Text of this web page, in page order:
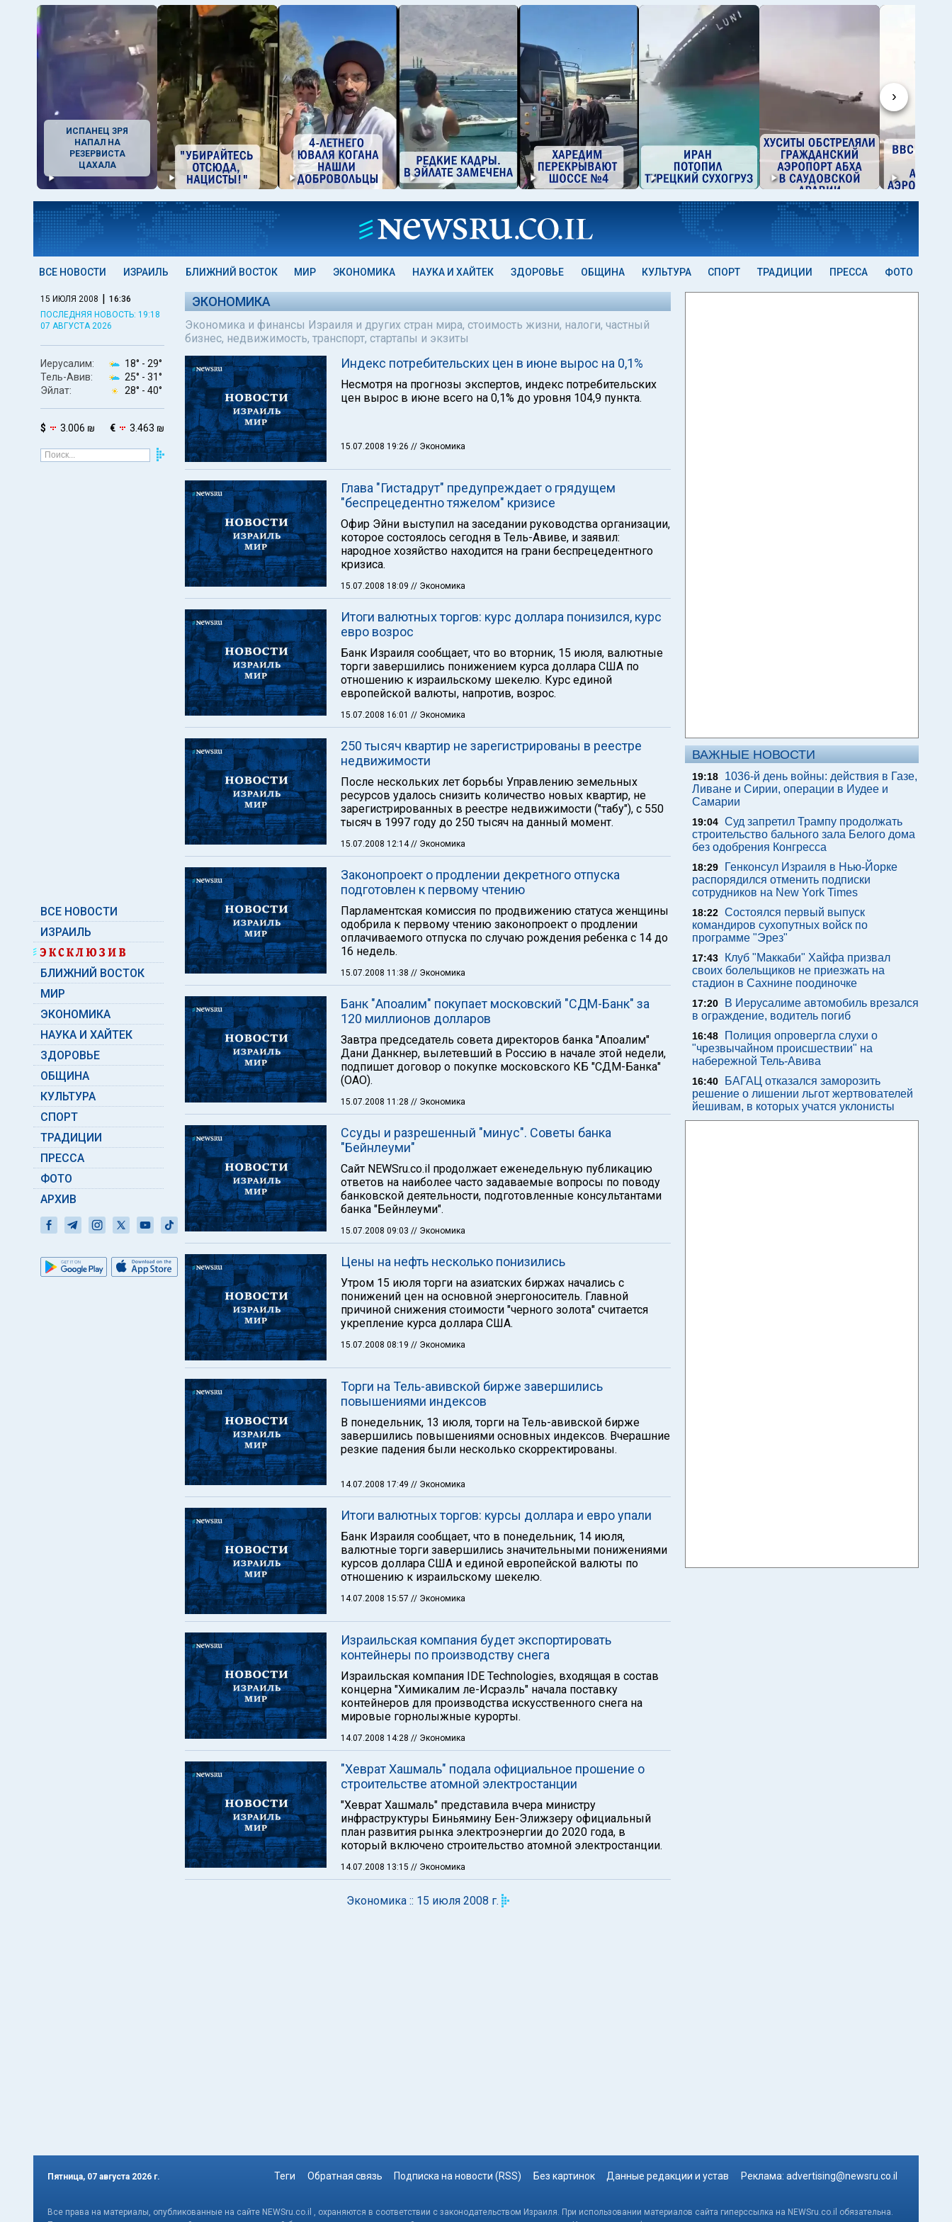
›
ИСПАНЕЦ ЗРЯ
НАПАЛ НА
РЕЗЕРВИСТА
ЦАХАЛА
ВСЕ НОВОСТИ ИЗРАИЛЬ БЛИЖНИЙ ВОСТОК МИР ЭКОНОМИКА НАУКА И ХАЙТЕК ЗДОРОВЬЕ ОБЩИНА КУЛЬТУРА СПОРТ ТРАДИЦИИ ПРЕССА ФОТО
15 ИЮЛЯ 2008 | 16:36
ПОСЛЕДНЯЯ НОВОСТЬ: 19:18
07 АВГУСТА 2026
Иерусалим: 18° - 29°
Тель-Авив:
25° - 31°
Эйлат:
28° - 40°
$ 3.006 ₪ € 3.463 ₪
ВСЕ НОВОСТИ
ИЗРАИЛЬ
БЛИЖНИЙ ВОСТОК
МИР
ЭКОНОМИКА
НАУКА И ХАЙТЕК
ЗДОРОВЬЕ
ОБЩИНА
КУЛЬТУРА
СПОРТ
ТРАДИЦИИ
ПРЕССА
ФОТО
АРХИВ
ЭКОНОМИКА
Экономика и финансы Израиля и других стран мира, стоимость жизни, налоги, частный
бизнес, недвижимость, транспорт, стартапы и экзиты
Индекс потребительских цен в июне вырос на 0,1%
Несмотря на прогнозы экспертов, индекс потребительских
цен вырос в июне всего на 0,1% до уровня 104,9 пункта.
15.07.2008 19:26 // Экономика
Глава "Гистадрут" предупреждает о грядущем
"беспрецедентно тяжелом" кризисе
Офир Эйни выступил на заседании руководства организации,
которое состоялось сегодня в Тель-Авиве, и заявил:
народное хозяйство находится на грани беспрецедентного
кризиса.
15.07.2008 18:09 // Экономика
Итоги валютных торгов: курс доллара понизился, курс
евро возрос
Банк Израиля сообщает, что во вторник, 15 июля, валютные
торги завершились понижением курса доллара США по
отношению к израильскому шекелю. Курс единой
европейской валюты, напротив, возрос.
15.07.2008 16:01 // Экономика
250 тысяч квартир не зарегистрированы в реестре
недвижимости
После нескольких лет борьбы Управлению земельных
ресурсов удалось снизить количество новых квартир, не
зарегистрированных в реестре недвижимости ("табу"), с 550
тысяч в 1997 году до 250 тысяч на данный момент.
15.07.2008 12:14// Экономика
Законопроект о продлении декретного отпуска
подготовлен к первому чтению
Парламентская комиссия по продвижению статуса женщины
одобрила к первому чтению законопроект о продлении
оплачиваемого отпуска по случаю рождения ребенка с 14 до
16 недель.
15.07.2008 11:38 // Экономика
Банк "Апоалим" покупает московский "СДМ-Банк" за
120 миллионов долларов
Завтра председатель совета директоров банка "Апоалим"
Дани Данкнер, вылетевший в Россию в начале этой недели,
подпишет договор о покупке московского КБ "СДМ-Банка"
(ОАО).
15.07.2008 11:28 // Экономика
Ссуды и разрешенный "минус". Советы банка
"Бейнлеуми"
Сайт NEWSru.co.il продолжает еженедельную публикацию
ответов на наиболее часто задаваемые вопросы по поводу
банковской деятельности, подготовленные консультантами
банка "Бейнлеуми".
15.07.2008 09:03 // Экономика
Цены на нефть несколько понизились
Утром 15 июля торги на азиатских биржах начались с
понижений цен на основной энергоноситель. Главной
причиной снижения стоимости "черного золота" считается
укрепление курса доллара США.
15.07.2008 08:19 // Экономика
Торги на Тель-авивской бирже завершились
повышениями индексов
В понедельник, 13 июля, торги на Тель-авивской бирже
завершились повышениями основных индексов. Вчерашние
резкие падения были несколько скорректированы.
14.07.2008 17:49 // Экономика
Итоги валютных торгов: курсы доллара и евро упали
Банк Израиля сообщает, что в понедельник, 14 июля,
валютные торги завершились значительными понижениями
курсов доллара США и единой европейской валюты по
отношению к израильскому шекелю.
14.07.2008 15:57 // Экономика
Израильская компания будет экспортировать
контейнеры по производству снега
Израильская компания IDE Technologies, входящая в состав
концерна "Химикалим ле-Исраэль" начала поставку
контейнеров для производства искусственного снега на
мировые горнолыжные курорты.
14.07.2008 14:28 // Экономика
"Хеврат Хашмаль" подала официальное прошение о
строительстве атомной электростанции
"Хеврат Хашмаль" представила вчера министру
инфраструктуры Биньямину Бен-Элижзеру официальный
план развития рынка электроэнергии до 2020 года, в
который включено строительство атомной электростанции.
14.07.2008 13:15 // Экономика
Экономика :: 15 июля 2008 г.
ВАЖНЫЕ НОВОСТИ
19:18
1036-й день войны: действия в Газе,
Ливане и Сирии, операции в Иудее и
Самарии
19:04 Суд запретил Трампу продолжать
строительство бального зала Белого дома
без одобрения Конгресса
18:29
Генконсул Израиля в Нью-Йорке
распорядился отменить подписки
сотрудников на New York Times
18:22 Состоялся первый выпуск
командиров сухопутных войск по
программе "Эрез"
17:43
Клуб "Маккаби" Хайфа призвал
своих болельщиков не приезжать на
стадион в Сахнине поодиночке
17:20
В Иерусалиме автомобиль врезался
в ограждение, водитель погиб
16:48
Полиция опровергла слухи о
"чрезвычайном происшествии" на
набережной Тель-Авива
16:40
БАГАЦ отказался заморозить
решение о лишении льгот жертвователей
йешивам, в которых учатся уклонисты
Пятница, 07 августа 2026 г. Теги Обратная связь Подписка на новости (RSS) Без картинок Данные редакции и устав Реклама: advertising@newsru.co.il
Все права на материалы, опубликованные на сайте NEWSru.co.il , охраняются в соответствии с законодательством Израиля. При использовании материалов сайта гиперссылка на NEWSru.co.il обязательна.